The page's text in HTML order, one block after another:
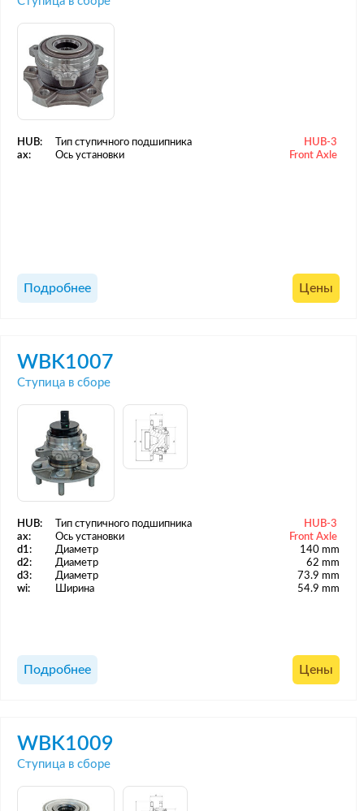
HUB: Тип ступичного подшипника
HUB-3
ax:
Ось установки Front Axle
Подробнее Цены
WBK1007
Ступица в сборе
HUB: Тип ступичного подшипника
HUB-3
ax:
Ось установки
Front Axle
d1:
Диаметр
140 mm
d2:
Диаметр
62 mm
d3:
Диаметр
73.9 mm
wi:
Ширина 54.9 mm
Подробнее Цены
WBK1009
Ступица в сборе